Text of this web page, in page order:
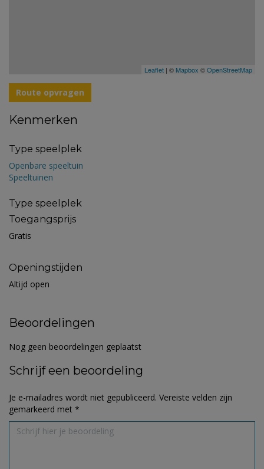
Leaflet | © Mapbox ©OpenStreetMap
Route opvragen
Kenmerken
Type speelplek
Openbare speeltuin
Speeltuinen
Type speelplek
Toegangsprijs
Gratis
Openingstijden
Altijd open
Beoordelingen
Nog geen beoordelingen geplaatst
Schrijf een beoordeling
Je e-mailadres wordt niet gepubliceerd. Vereiste velden zijn
gemarkeerd met *